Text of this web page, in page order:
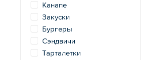
Канапе
Закуски
Бургеры
Сэндвичи
Тарталетки